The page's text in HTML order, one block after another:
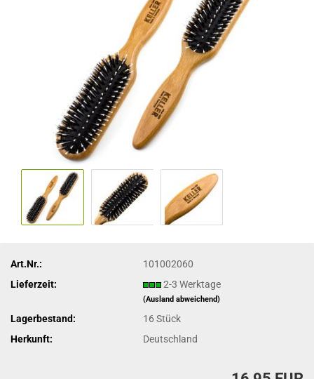
Art.Nr.:
101002060
Lieferzeit:
2-3 Werktage
(Ausland abweichend)
Lagerbestand: 16Stück
Herkunft:
Deutschland